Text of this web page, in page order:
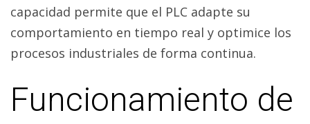
capacidad permite que el PLC adapte su
comportamiento en tiempo real y optimice los
procesos industriales de forma continua.
Funcionamiento de